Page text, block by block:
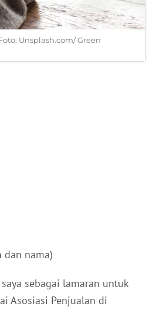
Unsplash.com/ Green
dan nama)
sebagai lamaran untuk
Asosiasi Penjualan di